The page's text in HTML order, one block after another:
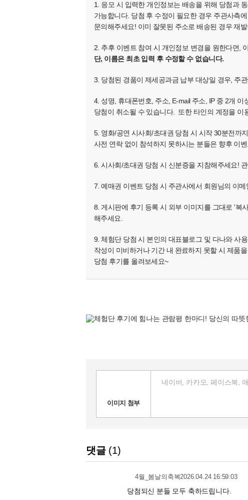
1. 응모 시 입력한 개인정보는 배송을 위해 당첨과
가능합니다. 당첨 후 수정이 필요한 경우 주관사측
문의해주세요! 이미 잘못된 주소로 배송된 경우 재
2. 추후 이벤트 참여 시 개인정보 변경을 원한다면,
단, 이름은 최초 입력 후 수정할 수 없습니다.
3. 당첨된 경품이 제세공과금 납부 대상일 경우, 주
4. 성명, 휴대폰번호, 주소, E-mail 주소, IP 중 2개
당첨이 취소될 수 있습니다. 또한 타인의 계정을 이
5. 영화/공연 시사회/초대권 당첨 시 시작 30분전까
사전 연락 없이 참석하지 못하시는 분들은 향후 이
6. 시사회/초대권 당첨 시 신분증을 지참해주세요!
7. 예매권 이벤트 당첨 시 주관사에서 회원님의 이
8. 게시판에 후기 등록 시 외부 이미지를 그대로 '복
해주세요.
9. 체험단 당첨 시 본인의 대표블로그 및 다나와 사
작성이 미비하거나 기간 내 완료하지 못할 시 제품
당첨 후기를 올려보세요~
이미지 첨부
댓글 1
4월_봄날의축복2026.04.24 16:59:03
당첨되신 분들 모두 축하드립니다.